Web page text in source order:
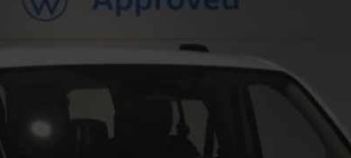
Tasación gratuita y muy competitiva al instante.